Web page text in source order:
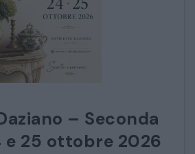
– Seconda
e 25 ottobre 2026